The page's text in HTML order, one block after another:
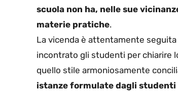
scuola non ha, nelle sue
materie pratiche.
La vicenda è attentamente
incontrato gli studenti per chiarire
quello stile armoniosamente
istanze formulate dagli